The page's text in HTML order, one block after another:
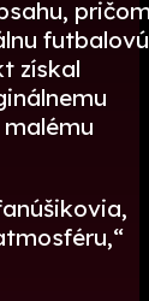
futbalovú
získal